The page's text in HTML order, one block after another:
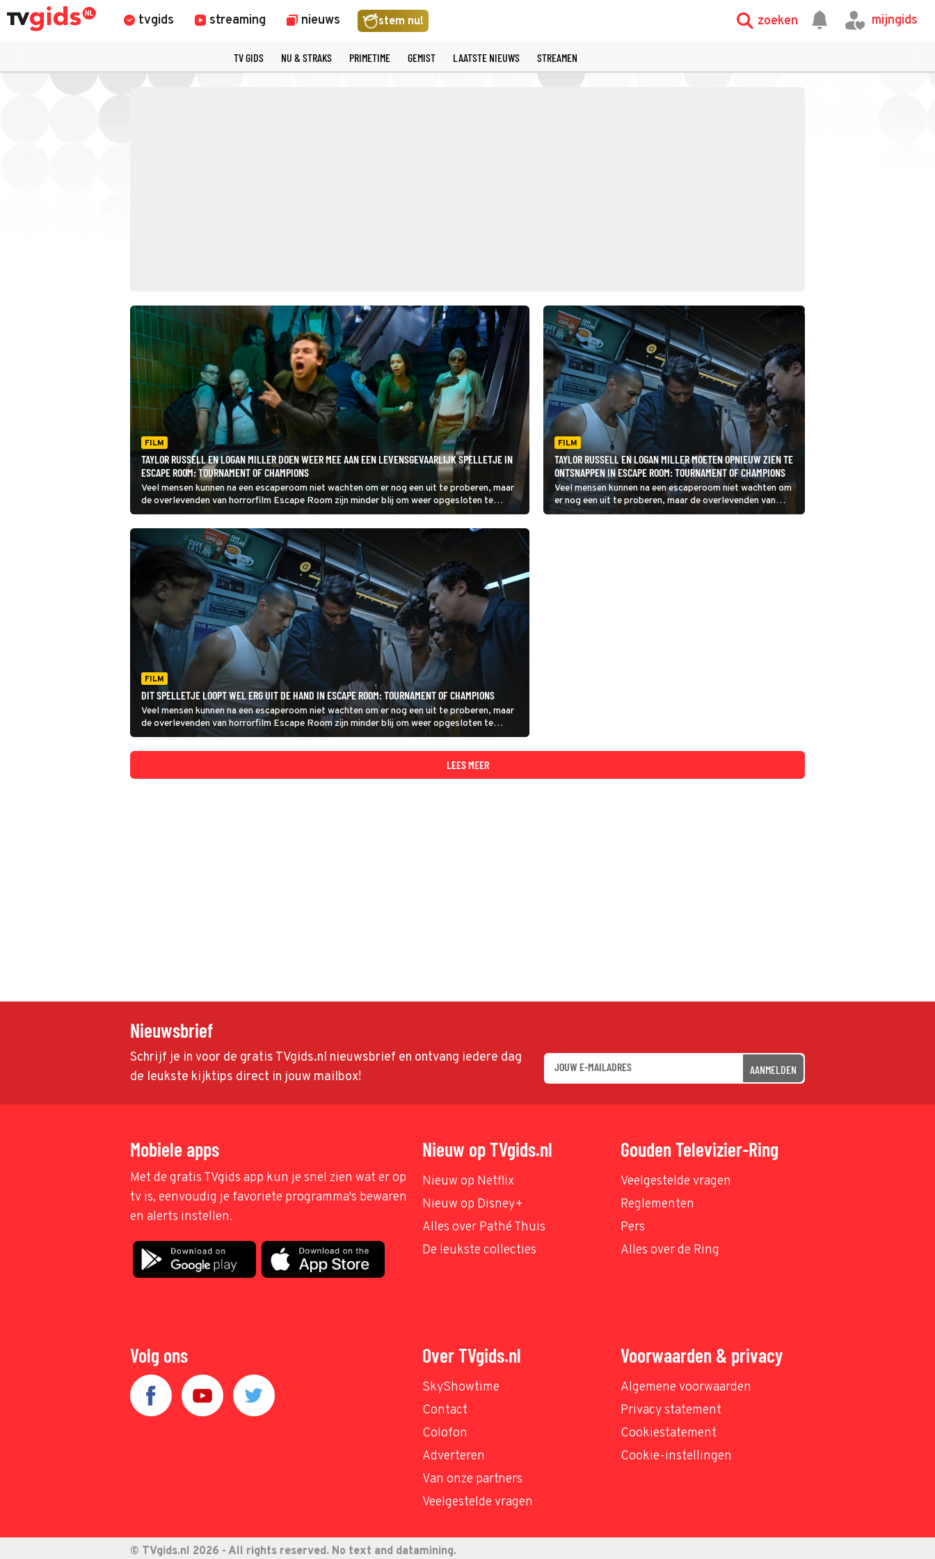
tvgids streaming nieuws stem nu! zoeken mijngids
TV GIDS NU & STRAKS PRIMETIME GEMIST LAATSTE NIEUWS STREAMEN
FILM
TAYLOR RUSSELL EN LOGAN MILLER DOEN WEER MEE AAN EEN LEVENSGEVAARLIJK SPELLETJE IN
ESCAPE ROOM: TOURNAMENT OF CHAMPIONS
Veel mensen kunnen na een escaperoom niet wachten om er nog een uit te proberen, maar
de overlevenden van horrorfilm Escape Room zijn minder blij om weer opgesloten te
worden. Weten ze opnieuw te ontsnappen?
FILM
TAYLOR RUSSELL EN LOGAN MILLER MOETEN OPNIEUW ZIEN TE
ONTSNAPPEN IN ESCAPE ROOM: TOURNAMENT OF CHAMPIONS
Veel mensen kunnen na een escaperoom niet wachten om
er nog een uit te proberen, maar de overlevenden van
horrorfilm Escape Room zijn minder blij om weer
FILM
DIT SPELLETJE LOOPT WEL ERG UIT DE HAND IN ESCAPE ROOM: TOURNAMENT OF CHAMPIONS
Veel mensen kunnen na een escaperoom niet wachten om er nog een uit te proberen, maar
de overlevenden van horrorfilm Escape Room zijn minder blij om weer opgesloten te
worden. Weten ze opnieuw te ontsnappen?
LEES MEER
Nieuwsbrief
Schrijf je in voor de gratis TVgids.nl nieuwsbrief en ontvang iedere dag
de leukste kijktips direct in jouw mailbox!
AANMELDEN
Mobiele apps
Met de gratis TVgids app kun je snel zien wat er op
tv is, eenvoudig je favoriete programma's bewaren
en alerts instellen.
Nieuw op TVgids.nl
Nieuw op Netflix
Nieuw op Disney+
Alles over Pathé Thuis
De leukste collecties
Gouden Televizier-Ring
Veelgestelde vragen
Reglementen
Pers
Alles over de Ring
Volg ons Over TVgids.nl
SkyShowtime
Contact
Colofon
Adverteren
Van onze partners
Veelgestelde vragen
Voorwaarden & privacy
Algemene voorwaarden
Privacy statement
Cookiestatement
Cookie-instellingen
© TVgids.nl 2026 - All rights reserved. No text and datamining.